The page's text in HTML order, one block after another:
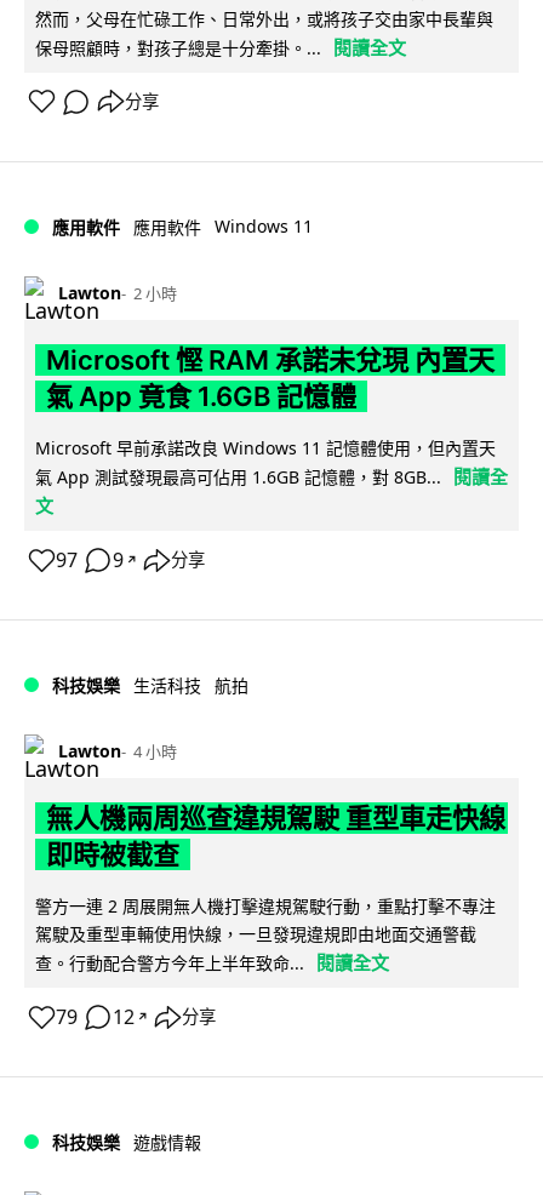
然而，父母在忙碌工作、日常外出，或將孩子交由家中長輩與
保母照顧時，對孩子總是十分牽掛。...
閱讀全文
分享
應用軟件 應用軟件 Windows 11
Lawton 2 小時
Microsoft 慳 RAM 承諾未兌現 內置天
氣 App 竟食 1.6GB 記憶體
Microsoft 早前承諾改良 Windows 11 記憶體使用，但內置天
氣 App 測試發現最高可佔用 1.6GB 記憶體，對 8GB...
閱讀全
文
97 9 ↗ 分享
科技娛樂 生活科技 航拍
Lawton 4 小時
無人機兩周巡查違規駕駛 重型車走快線
即時被截查
警方一連 2 周展開無人機打擊違規駕駛行動，重點打擊不專注
駕駛及重型車輛使用快線，一旦發現違規即由地面交通警截
查。行動配合警方今年上半年致命...
閱讀全文
79 12 ↗ 分享
科技娛樂 遊戲情報